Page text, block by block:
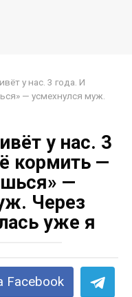
у нас. 3 года. И
— усмехнулся муж.
у нас. 3
кормить —
—
Через
уже я
Facebook